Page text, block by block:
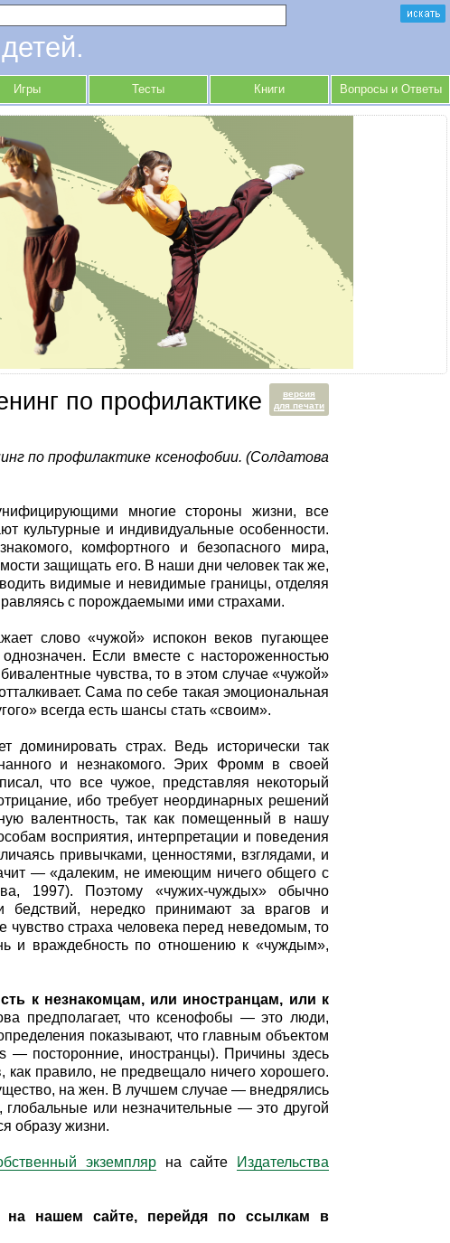
Игры Тесты Книги Вопросы и Ответы
версия
для печати
по профилактике
по профилактике ксенофобии. (Солдатова
многие стороны жизни, все
культурные и индивидуальные особенности.
комфортного и безопасного мира,
защищать его. В наши дни человек так же,
видимые и невидимые границы, отделяя
с порождаемыми ими страхами.
слово «чужой» испокон веков пугающее
Если вместе с настороженностью
чувства, то в этом случае «чужой»
Сама по себе такая эмоциональная
всегда есть шансы стать «своим».
страх. Ведь исторически так
и незнакомого. Эрих Фромм в своей
что все чужое, представляя некоторый
ибо требует неординарных решений
валентность, так как помещенный в нашу
восприятия, интерпретации и поведения
привычками, ценностями, взглядами, и
— «далеким, не имеющим ничего общего с
1997). Поэтому «чужих-чуждых» обычно
бедствий, нередко принимают за врагов и
чувство страха человека перед неведомым, то
и враждебность по отношению к «чуждым»,
к незнакомцам, или иностранцам, или к
предполагает, что ксенофобы — это люди,
показывают, что главным объектом
— посторонние, иностранцы). Причины здесь
как правило, не предвещало ничего хорошего.
на жен. В лучшем случае — внедрялись
или незначительные — это другой
образу жизни.
экземплярна сайте
Издательства
на нашем сайте, перейдя по ссылкам в